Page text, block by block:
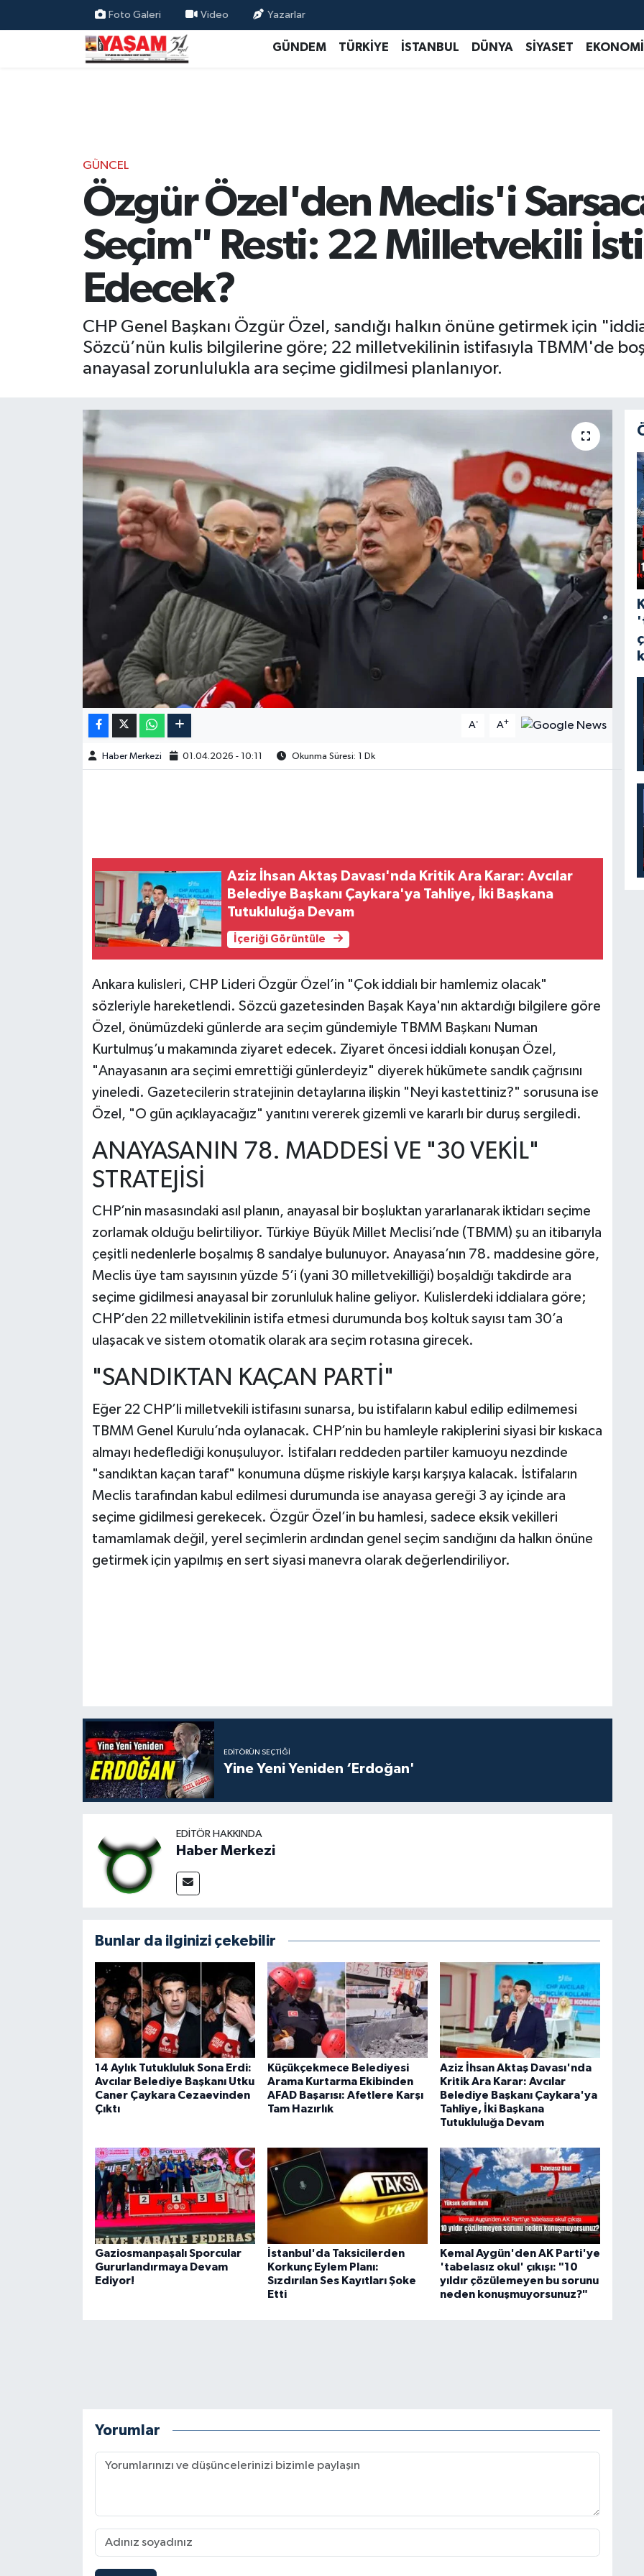
Foto Galeri Video Yazarlar
GÜNDEM TÜRKİYE İSTANBUL DÜNYA SİYASET EKONOMİ
GÜNCEL
Özgür Özel'den Meclis'i
Seçim" Resti: 22 Milletvekili
Edecek?
CHP Genel Başkanı Özgür Özel, sandığı halkın önüne getirmek için
Sözcü’nün kulis bilgilerine göre; 22 milletvekilinin istifasıyla TBMM'de boş
anayasal zorunlulukla ara seçime gidilmesi planlanıyor.
A- A+
Haber Merkezi 01.04.2026 - 10:11 Okunma Süresi: 1 Dk
Aziz İhsan Aktaş Davası'nda Kritik Ara Karar: Avcılar
Belediye Başkanı Çaykara'ya Tahliye, İki Başkana
Tutukluluğa Devam
İçeriği Görüntüle
Ankara kulisleri, CHP Lideri Özgür Özel’in "Çok iddialı bir hamlemiz olacak"
sözleriyle hareketlendi. Sözcü gazetesinden Başak Kaya'nın aktardığı bilgilere göre
Özel, önümüzdeki günlerde ara seçim gündemiyle TBMM Başkanı Numan
Kurtulmuş’u makamında ziyaret edecek. Ziyaret öncesi iddialı konuşan Özel,
"Anayasanın ara seçimi emrettiği günlerdeyiz" diyerek hükümete sandık çağrısını
yineledi. Gazetecilerin stratejinin detaylarına ilişkin "Neyi kastettiniz?" sorusuna ise
Özel, "O gün açıklayacağız" yanıtını vererek gizemli ve kararlı bir duruş sergiledi.
ANAYASANIN 78. MADDESİ VE "30 VEKİL"
STRATEJİSİ
CHP’nin masasındaki asıl planın, anayasal bir boşluktan yararlanarak iktidarı seçime
zorlamak olduğu belirtiliyor. Türkiye Büyük Millet Meclisi’nde (TBMM) şu an itibarıyla
çeşitli nedenlerle boşalmış 8 sandalye bulunuyor. Anayasa’nın 78. maddesine göre,
Meclis üye tam sayısının yüzde 5’i (yani 30 milletvekilliği) boşaldığı takdirde ara
seçime gidilmesi anayasal bir zorunluluk haline geliyor. Kulislerdeki iddialara göre;
CHP’den 22 milletvekilinin istifa etmesi durumunda boş koltuk sayısı tam 30’a
ulaşacak ve sistem otomatik olarak ara seçim rotasına girecek.
"SANDIKTAN KAÇAN PARTİ"
Eğer 22 CHP’li milletvekili istifasını sunarsa, bu istifaların kabul edilip edilmemesi
TBMM Genel Kurulu’nda oylanacak. CHP’nin bu hamleyle rakiplerini siyasi bir kıskaca
almayı hedeflediği konuşuluyor. İstifaları reddeden partiler kamuoyu nezdinde
"sandıktan kaçan taraf" konumuna düşme riskiyle karşı karşıya kalacak. İstifaların
Meclis tarafından kabul edilmesi durumunda ise anayasa gereği 3 ay içinde ara
seçime gidilmesi gerekecek. Özgür Özel’in bu hamlesi, sadece eksik vekilleri
tamamlamak değil, yerel seçimlerin ardından genel seçim sandığını da halkın önüne
getirmek için yapılmış en sert siyasi manevra olarak değerlendiriliyor.
EDITÖRÜN SEÇTIĞI
Yine Yeni Yeniden ‘Erdoğan'
EDITÖR HAKKINDA
Haber Merkezi
Bunlar da ilginizi çekebilir
14 Aylık Tutukluluk Sona Erdi:
Avcılar Belediye Başkanı Utku
Caner Çaykara Cezaevinden
Çıktı
Küçükçekmece Belediyesi
Arama Kurtarma Ekibinden
AFAD Başarısı: Afetlere Karşı
Tam Hazırlık
Aziz İhsan Aktaş Davası'nda
Kritik Ara Karar: Avcılar
Belediye Başkanı Çaykara'ya
Tahliye, İki Başkana
Tutukluluğa Devam
Gaziosmanpaşalı Sporcular
Gururlandırmaya Devam
Ediyor!
İstanbul'da Taksicilerden
Korkunç Eylem Planı:
Sızdırılan Ses Kayıtları Şoke
Etti
Kemal Aygün'den AK Parti'ye
'tabelasız okul' çıkışı: "10
yıldır çözülemeyen bu sorunu
neden konuşmuyorsunuz?"
Yorumlar